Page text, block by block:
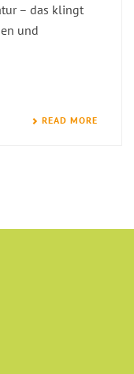
– das klingt
und
READ MORE